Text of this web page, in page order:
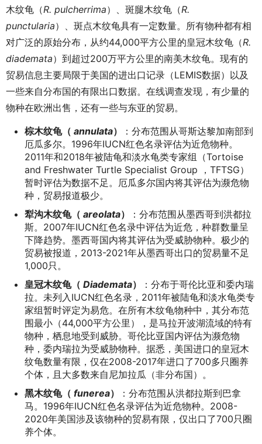
木纹龟（R. pulcherrima）、斑腿木纹龟（R.
punctularia）、斑点木纹龟具有一定数量。所有物种都有相
对广泛的原始分布，从约44,000平方公里的皇冠木纹龟（R.
diademata）到超过200万平方公里的南美木纹龟。现有的
贸易信息主要局限于美国的进出口记录（LEMIS数据）以及
一些来自分布国的有限出口数据。在线调查发现，有少量的
物种在欧洲出售，还有一些与东亚的贸易。
棕木纹龟（ annulata）
：分布范围从哥斯达黎加南部到
厄瓜多尔。1996年IUCN红色名录评估为近危物种。
2011年和2018年被陆龟和淡水龟类专家组（Tortoise
and Freshwater Turtle Specialist Group ，TFTSG）
暂时评估为数据不足。厄瓜多尔国内将其评估为濒危物
种，贸易报道极少。
犁沟木纹龟（ areolata）
：分布范围从墨西哥到洪都拉
斯。2007年IUCN红色名录中评估为近危，种群数量呈
下降趋势。墨西哥国内将其评估为受威胁物种。极少的
贸易被报道，2013-2021年从墨西哥出口的贸易量不足
1,000只。
皇冠木纹龟（ Diademata）
：分布于哥伦比亚和委内瑞
拉。未列入IUCN红色名录，2011年被陆龟和淡水龟类专
家组暂时评定为易危。在所有木纹龟物种中，其分布范
围最小（44,000平方公里），是马拉开波湖流域的特有
物种，栖息地受到威胁。哥伦比亚国内评估为濒危物
种，委内瑞拉为受威胁物种。据悉，美国进口的皇冠木
纹龟数量有限，仅在2008-2017年进口了700多只圈养
个体，且大多数来自尼加拉瓜（非分布国）。
黑木纹龟（ funerea）
：分布范围从洪都拉斯到巴拿
马。1996年IUCN红色名录评估为近危物种。2008-
2020年美国涉及该物种的贸易有限，仅出口了700只圈
养个体。